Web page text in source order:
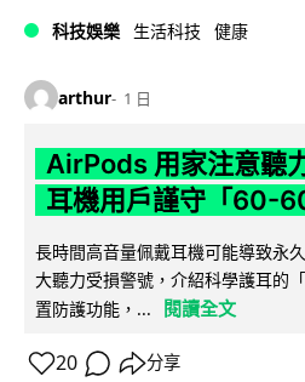
科技娛樂 生活科技 健康
arthur 1 日
AirPods 用家注意聽
耳機用戶謹守「60-
長時間高音量佩戴耳機可能導致永
大聽力受損警號，介紹科學護耳的
置防護功能，...
閱讀全文
20 分享